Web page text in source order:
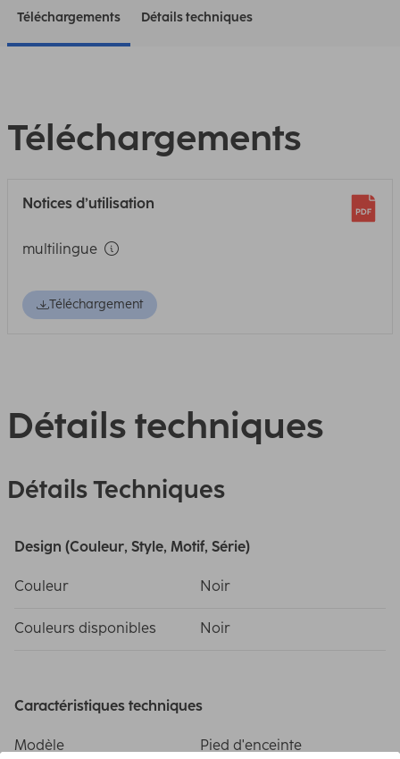
Téléchargements Détails techniques
Téléchargements
Notices d’utilisation
multilingue
Téléchargement
Détails techniques
Détails Techniques
Design (Couleur, Style, Motif, Série)
Couleur Noir
Couleurs disponibles Noir
Caractéristiques techniques
Modèle Pied d'enceinte